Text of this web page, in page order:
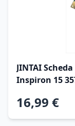
JINTAI
Inspiron 15
Power Button
16,99 €